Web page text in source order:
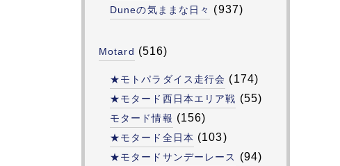
Duneの気ままな日々 (937)
Motard (516)
★モトパラダイス走行会 (174)
★モタード西日本エリア戦 (55)
モタード情報 (156)
★モタード全日本 (103)
★モタードサンデーレース (94)